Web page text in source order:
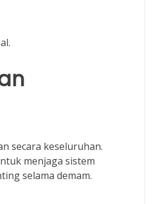
secara keseluruhan.
menjaga sistem
selama demam.